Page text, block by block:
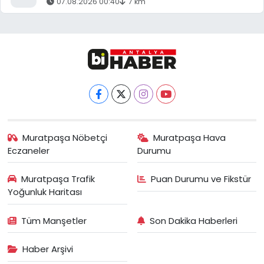
Muratpaşa Nöbetçi
Eczaneler
Muratpaşa Hava
Durumu
Muratpaşa Trafik
Yoğunluk Haritası
Puan Durumu ve Fikstür
Tüm Manşetler Son Dakika Haberleri
Haber Arşivi